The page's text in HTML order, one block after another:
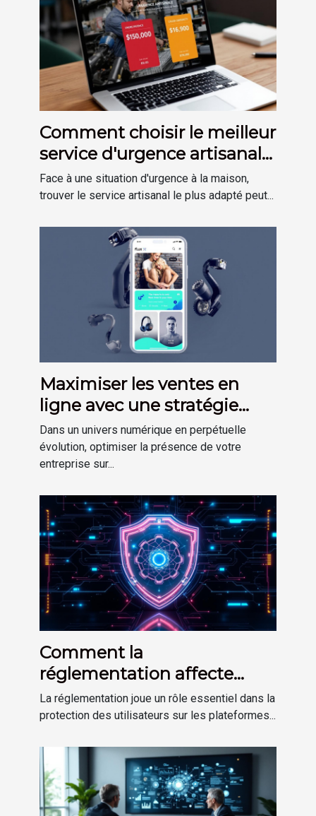
Comment choisir le meilleur
service d'urgence artisanale
?
Face à une situation d'urgence à la maison,
trouver le service artisanal le plus adapté peut...
Maximiser les ventes en
ligne avec une stratégie
omni-canal efficace
Dans un univers numérique en perpétuelle
évolution, optimiser la présence de votre
entreprise sur...
Comment la
réglementation affecte
votre sécurité sur les
plateformes
La réglementation joue un rôle essentiel dans la
protection des utilisateurs sur les plateformes...